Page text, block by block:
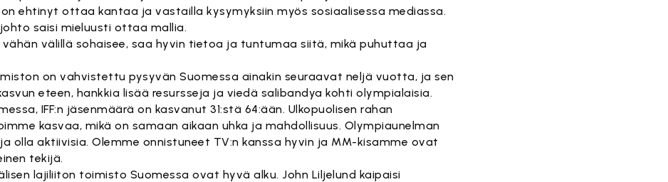
ehtinyt ottaa kantaa ja vastailla kysymyksiin myös sosiaalisessa mediassa.
saisi mieluusti ottaa mallia.
välillä sohaisee, saa hyvin tietoa ja tuntumaa siitä, mikä puhuttaa ja
on vahvistettu pysyvän Suomessa ainakin seuraavat neljä vuotta, ja sen
eteen, hankkia lisää resursseja ja viedä salibandya kohti olympialaisia.
IFF:n jäsenmäärä on kasvanut 31:stä 64:ään. Ulkopuolisen rahan
kasvaa, mikä on samaan aikaan uhka ja mahdollisuus. Olympiaunelman
olla aktiivisia. Olemme onnistuneet TV:n kanssa hyvin ja MM-kisamme ovat
tekijä.
lajiliiton toimisto Suomessa ovat hyvä alku. John Liljelund kaipaisi